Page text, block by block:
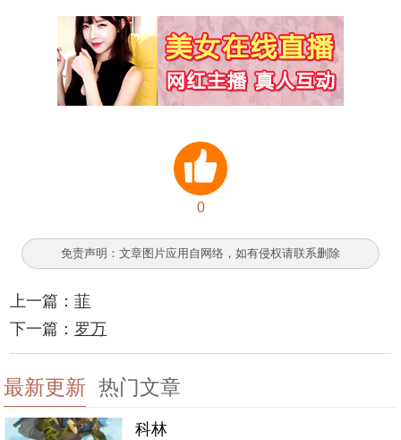
0
免责声明：文章图片应用自网络，如有侵权请联系删除
上一篇：菲
下一篇： 罗万
最新更新 热门文章
科林